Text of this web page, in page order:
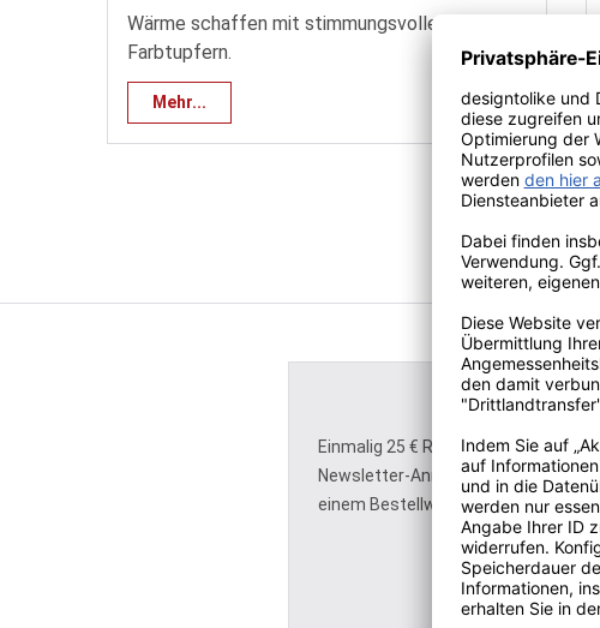
Wärme schaffen mit stimmungsvollen
Farbtupfern.
Mehr...
Einmalig 25 € Rabatt für Ihre
Newsletter-Anmeldung - einlösbar
einem Bestellwert von 150 €